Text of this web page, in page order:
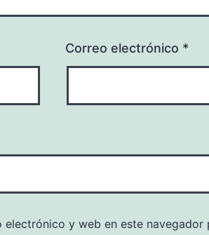
Correo electrónico *
electrónico y web en este navegador